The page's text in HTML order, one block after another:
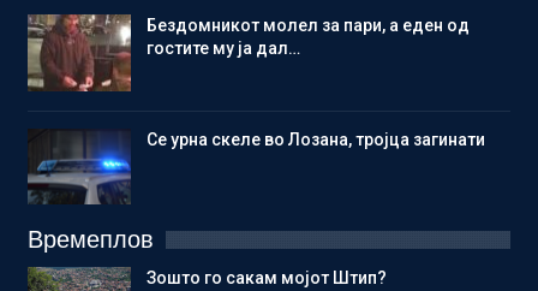
Бездомникот молел за пари, а еден од
гостите му ја дал…
Се урна скеле во Лозана, тројца загинати
Времеплов
Зошто го сакам мојот Штип?